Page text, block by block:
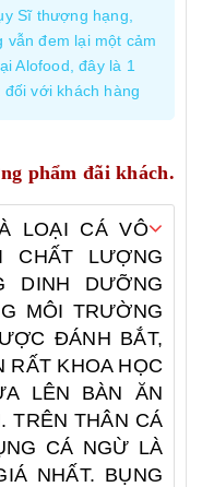
Sĩ thượng hạng,
vẫn đem lại một cảm
Alofood, đây là 1
với khách hàng
phẩm đãi khách.
LOẠI CÁ VÔ
CHẤT LƯỢNG
DINH DƯỠNG
MÔI TRƯỜNG
ĐÁNH BẮT,
RẤT KHOA HỌC
LÊN BÀN ĂN
TRÊN THÂN CÁ
CÁ NGỪ LÀ
NHẤT. BỤNG